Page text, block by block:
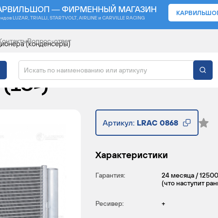
— ФИРМЕННЫЙ МАГАЗИН
LUZAR, TRIALLI, STARTVOLT, AIRLINE и CARVILLE RACING
Вопрос-ответ
(конденсеры)
ДЛЯ
)
Артикул: LRAC 0868
Характеристики
Гарантия:
24 месяца /
(что наступит
Ресивер: +